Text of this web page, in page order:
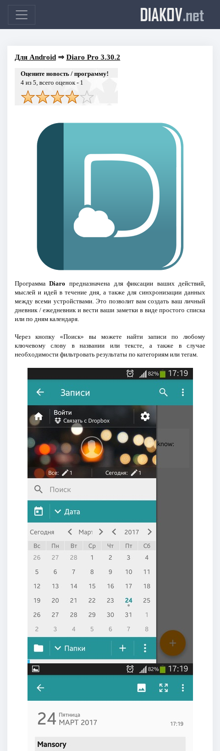
DIAKOV.net
Для Android⇒ Diaro Pro 3.30.2
Оцените новость / программу!
4из 5, всего оценок - 1
ПрограммаDiaro предназначена для фиксации ваших действий,
мыслей и идей в течение дня, а также для синхронизации данных
между всеми устройствами. Это позволит вам создать ваш личный
дневник / ежедневник и вести ваши заметки в виде простого списка
или по дням календаря.
Через кнопку «Поиск» вы можете найти записи по любому
ключевому слову в названии или тексте, а также в случае
необходимости фильтровать результаты по категориям или тегам.